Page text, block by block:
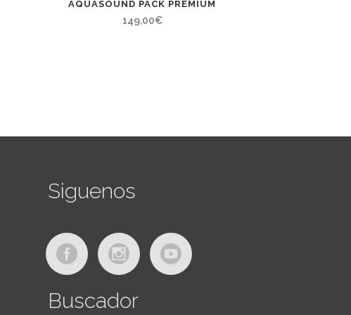
AQUASOUND PACK PREMIUM
149,00€
Siguenos
Buscador